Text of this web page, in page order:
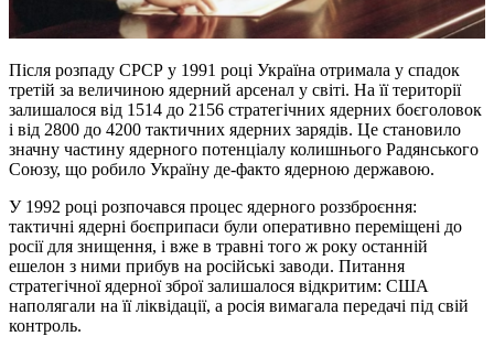
Після розпаду СРСР у 1991 році Україна отримала у спадок
третій за величиною ядерний арсенал у світі. На її території
залишалося від 1514 до 2156 стратегічних ядерних боєголовок
і від 2800 до 4200 тактичних ядерних зарядів. Це становило
значну частину ядерного потенціалу колишнього Радянського
Союзу, що робило Україну де-факто ядерною державою.
У 1992 році розпочався процес ядерного роззброєння:
тактичні ядерні боєприпаси були оперативно переміщені до
росії для знищення, і вже в травні того ж року останній
ешелон з ними прибув на російські заводи. Питання
стратегічної ядерної зброї залишалося відкритим: США
наполягали на її ліквідації, а росія вимагала передачі під свій
контроль.